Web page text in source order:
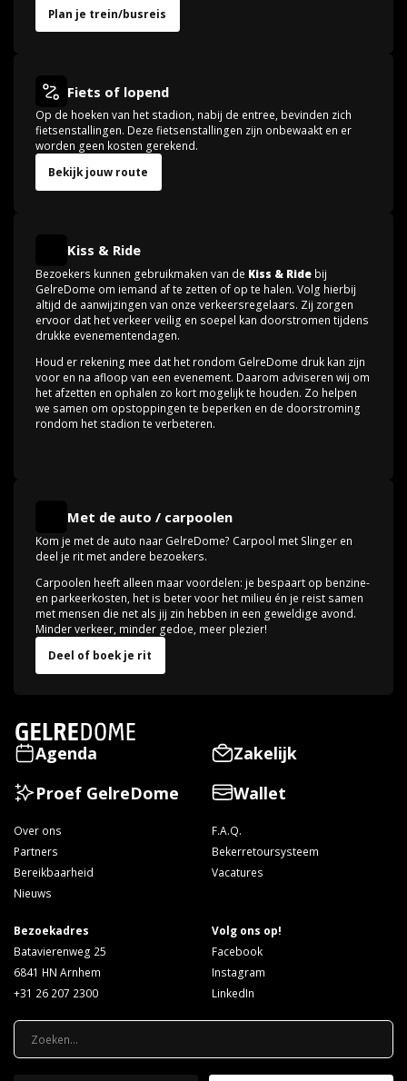
Plan je trein/busreis
Fiets of lopend
Op de hoeken van het stadion, nabij de entree, bevinden zich
fietsenstallingen. Deze fietsenstallingen zijn onbewaakt en er
worden geen kosten gerekend.
Bekijk jouw route
Kiss & Ride
Bezoekers kunnen gebruikmaken van de Kiss & Ridebij
GelreDome om iemand af te zetten of op te halen. Volg hierbij
altijd de aanwijzingen van onze verkeersregelaars. Zij zorgen
ervoor dat het verkeer veilig en soepel kan doorstromen tijdens
drukke evenementendagen.
Houd er rekening mee dat het rondom GelreDome druk kan zijn
voor en na afloop van een evenement. Daarom adviseren wij om
het afzetten en ophalen zo kort mogelijk te houden. Zo helpen
we samen om opstoppingen te beperken en de doorstroming
rondom het stadion te verbeteren.
Met de auto / carpoolen
Kom je met de auto naar GelreDome? Carpool met Slinger en
deel je rit met andere bezoekers.
Carpoolen heeft alleen maar voordelen: je bespaart op benzine-
en parkeerkosten, het is beter voor het milieu én je reist samen
met mensen die net als jij zin hebben in een geweldige avond.
Minder verkeer, minder gedoe, meer plezier!
Deel of boek je rit
Agenda
Zakelijk
Proef GelreDome
Wallet
Over ons
Partners
Bereikbaarheid
Nieuws
F.A.Q.
Bekerretoursysteem
Vacatures
Bezoekadres
Batavierenweg 25
6841 HN Arnhem
+31 26 207 2300
Volg ons op!
Facebook
Instagram
LinkedIn